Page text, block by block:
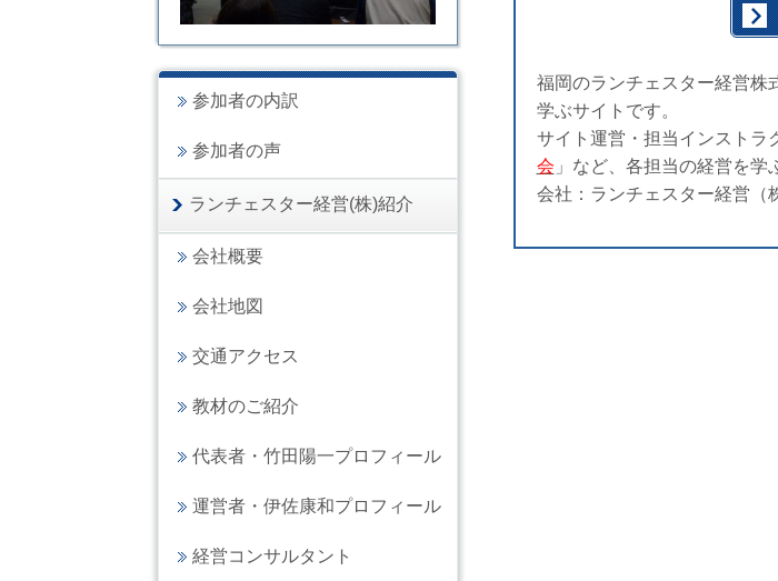
福岡のランチェスター経営株
学ぶサイトです。
サイト運営・担当インストラ
会 」など、各担当の経営を学
会社：ランチェスター経営（
参加者の内訳
参加者の声
ランチェスター経営(株)紹介
会社概要
会社地図
交通アクセス
教材のご紹介
代表者・竹田陽一プロフィール
運営者・伊佐康和プロフィール
経営コンサルタント